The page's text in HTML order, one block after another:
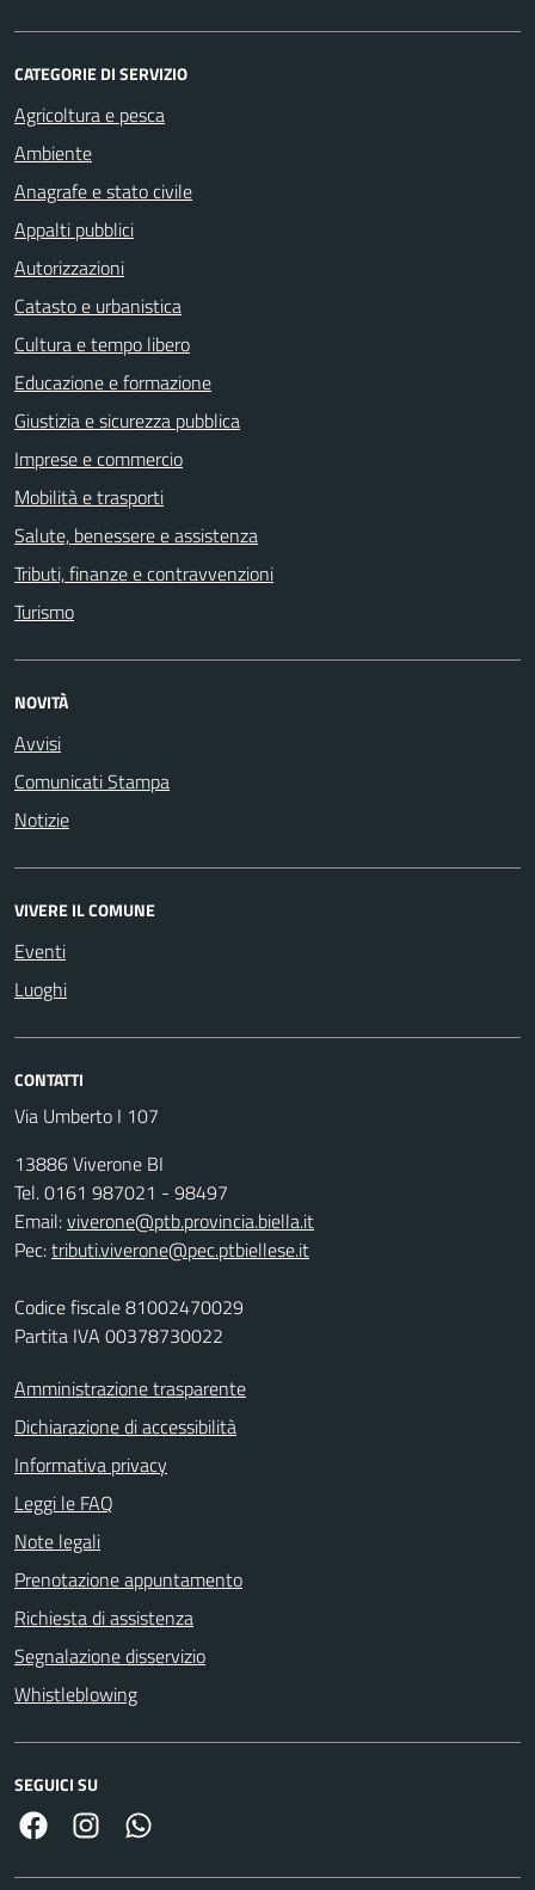
CATEGORIE DI SERVIZIO
Agricoltura e pesca
Ambiente
Anagrafe e stato civile
Appalti pubblici
Autorizzazioni
Catasto e urbanistica
Cultura e tempo libero
Educazione e formazione
Giustizia e sicurezza pubblica
Imprese e commercio
Mobilità e trasporti
Salute, benessere e assistenza
Tributi, finanze e contravvenzioni
Turismo
NOVITÀ
Avvisi
Comunicati Stampa
Notizie
VIVERE IL COMUNE
Eventi
Luoghi
CONTATTI
Via Umberto I 107
13886 Viverone BI
Tel. 0161 987021 - 98497
Email:viverone@ptb.provincia.biella.it
Pec:tributi.viverone@pec.ptbiellese.it
Codice fiscale 81002470029
Partita IVA 00378730022
Amministrazione trasparente
Dichiarazione di accessibilità
Informativa privacy
Leggi le FAQ
Note legali
Prenotazione appuntamento
Richiesta di assistenza
Segnalazione disservizio
Whistleblowing
SEGUICI SU
Facebook Link Instagram